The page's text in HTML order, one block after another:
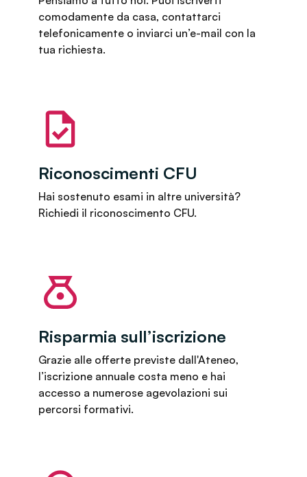
comodamente da casa, contattarci
telefonicamente o inviarci un’e-mail con la
tua richiesta.
Riconoscimenti CFU
Hai sostenuto esami in altre università?
Richiedi il riconoscimento CFU.
Risparmia sull’iscrizione
Grazie alle offerte previste dall'Ateneo,
l’iscrizione annuale costa meno e hai
accesso a numerose agevolazioni sui
percorsi formativi.